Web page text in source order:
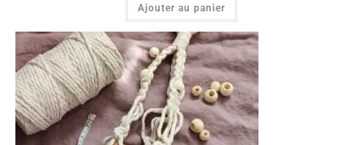
Ajouter au panier